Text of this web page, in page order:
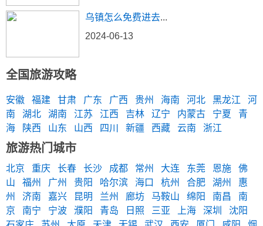
乌镇怎么免费进去...
2024-06-13
全国旅游攻略
安徽 福建 甘肃 广东 广西 贵州 海南 河北 黑龙江
河
南
湖北 湖南 江苏 江西 吉林 辽宁 内蒙古 宁夏
青
海
陕西 山东 山西 四川 新疆 西藏 云南 浙江
旅游热门城市
北京 重庆 长春 长沙 成都 常州 大连 东莞 恩施
佛
山
福州 广州 贵阳 哈尔滨 海口 杭州 合肥 湖州
惠
州
济南 嘉兴 昆明 兰州 廊坊 马鞍山 绵阳 南昌
南
京
南宁 宁波 濮阳 青岛 日照 三亚 上海 深圳
沈阳